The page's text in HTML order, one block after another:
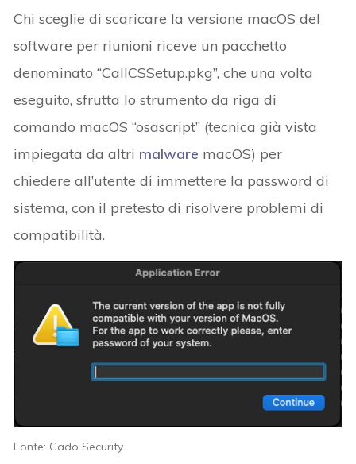
Chi sceglie di scaricare la versione macOS del
software per riunioni riceve un pacchetto
denominato “CallCSSetup.pkg”, che una volta
eseguito, sfrutta lo strumento da riga di
comando macOS “osascript” (tecnica già vista
impiegata da altri malware macOS) per
chiedere all’utente di immettere la password di
sistema, con il pretesto di risolvere problemi di
compatibilità.
Fonte: Cado Security.